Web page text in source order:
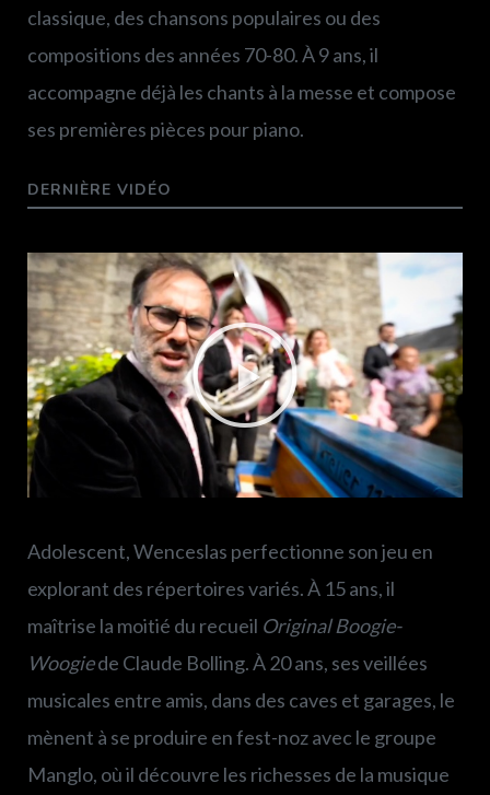
classique, des chansons populaires ou des
compositions des années 70-80. À 9 ans, il
accompagne déjà les chants à la messe et compose
ses premières pièces pour piano.
DERNIÈRE VIDÉO
Adolescent, Wenceslas perfectionne son jeu en
explorant des répertoires variés. À 15 ans, il
maîtrise la moitié du recueil Original Boogie-
Woogiede Claude Bolling. À 20 ans, ses veillées
musicales entre amis, dans des caves et garages, le
mènent à se produire en fest-noz avec le groupe
Manglo, où il découvre les richesses de la musique